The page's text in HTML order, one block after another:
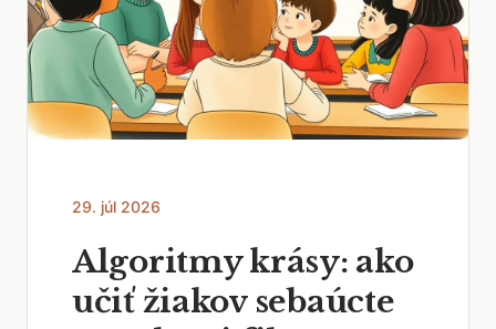
29. júl 2026
Algoritmy krásy: ako
učiť žiakov sebaúcte